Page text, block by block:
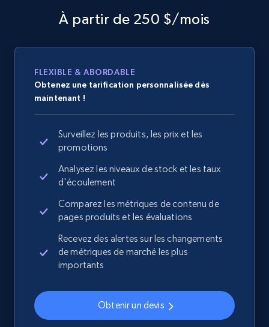
À partir de 250 $/mois
FLEXIBLE & ABORDABLE
Obtenez une tarification personnalisée dès
maintenant !
Surveillez les produits, les prix et les
promotions
Analysez les niveaux de stock et les taux
d'écoulement
Comparez les métriques de contenu de
pages produits et les évaluations
Recevez des alertes sur les changements
de métriques de marché les plus
importants
Obtenir un devis